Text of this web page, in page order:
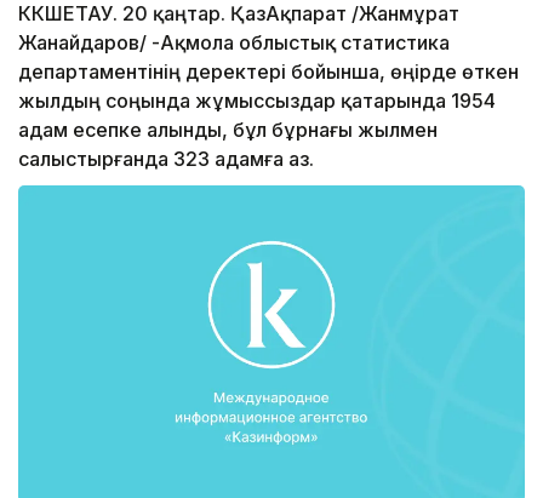
КӨКШЕТАУ. 20 қаңтар. ҚазАқпарат /Жанмұрат
Жанайдаров/ -Ақмола облыстық статистика
департаментінің деректері бойынша, өңірде өткен
жылдың соңында жұмыссыздар қатарында 1954
адам есепке алынды, бұл бұрнағы жылмен
салыстырғанда 323 адамға аз.